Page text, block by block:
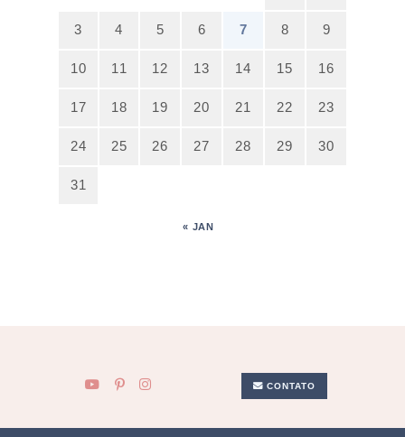
3 4 5 6 7 8 9
10 11 12 13 14 15 16
17 18 19 20 21 22 23
24 25 26 27 28 29 30
31
« JAN
CONTATO